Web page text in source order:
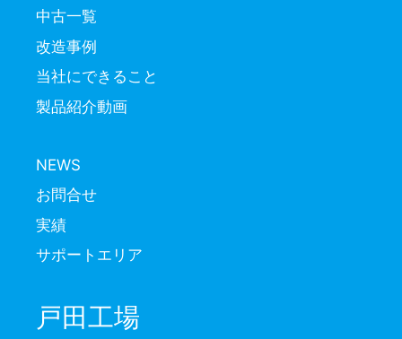
中古一覧
改造事例
当社にできること
製品紹介動画
NEWS
お問合せ
実績
サポートエリア
戸田工場